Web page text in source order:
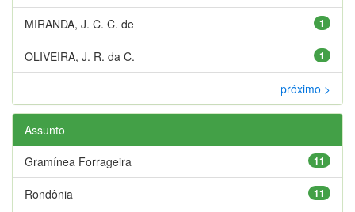
1
MIRANDA, J. C. C. de
1
OLIVEIRA, J. R. da C.
próximo >
Assunto
11
Gramínea Forrageira
11
Rondônia